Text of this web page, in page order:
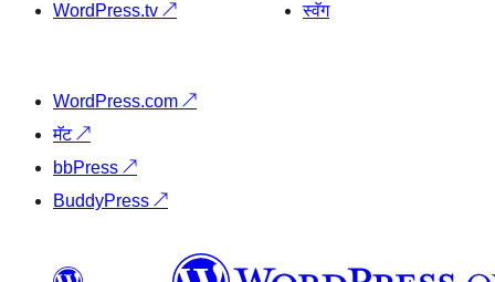
WordPress.tv ↗
स्वॅग
WordPress.com ↗
मॅट↗
bbPress ↗
BuddyPress ↗